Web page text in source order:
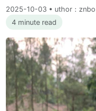
2025-10-03 • uthor：znbo
4 minute read